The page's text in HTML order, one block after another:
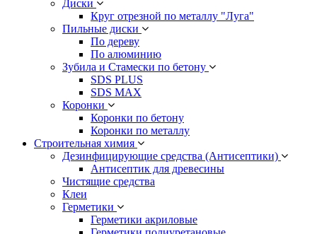
Диски
Круг отрезной по металлу "Луга"
Пильные диски
По дереву
По алюминию
Зубила и Стамески по бетону
SDS PLUS
SDS MAX
Коронки
Коронки по бетону
Коронки по металлу
Строительная химия
Дезинфицирующие средства (Антисептики)
Антисептик для древесины
Чистящие средства
Клеи
Герметики
Герметики акриловые